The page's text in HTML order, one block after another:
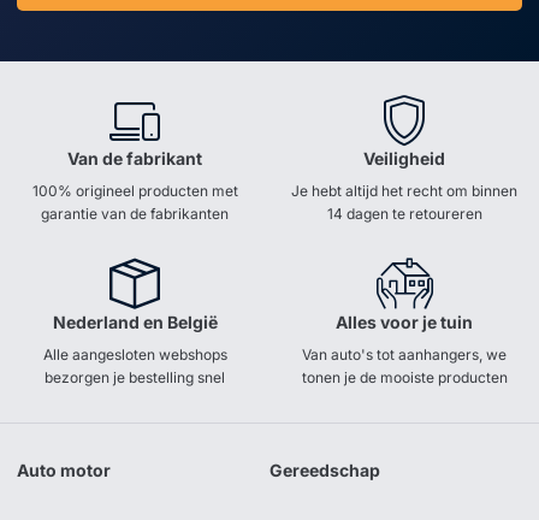
Van de fabrikant
100% origineel producten met
garantie van de fabrikanten
Veiligheid
Je hebt altijd het recht om binnen
14 dagen te retoureren
Nederland en België
Alle aangesloten webshops
bezorgen je bestelling snel
Alles voor je tuin
Van auto's tot aanhangers, we
tonen je de mooiste producten
Auto motor Gereedschap